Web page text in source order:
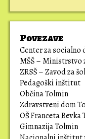
Povezave
Center za socialno
MŠŠ – Ministrstvo
ZRSŠ – Zavod za
Pedagoški inštitut
Občina Tolmin
Zdravstveni dom
OŠ Franceta Bevka
Gimnazija Tolmin